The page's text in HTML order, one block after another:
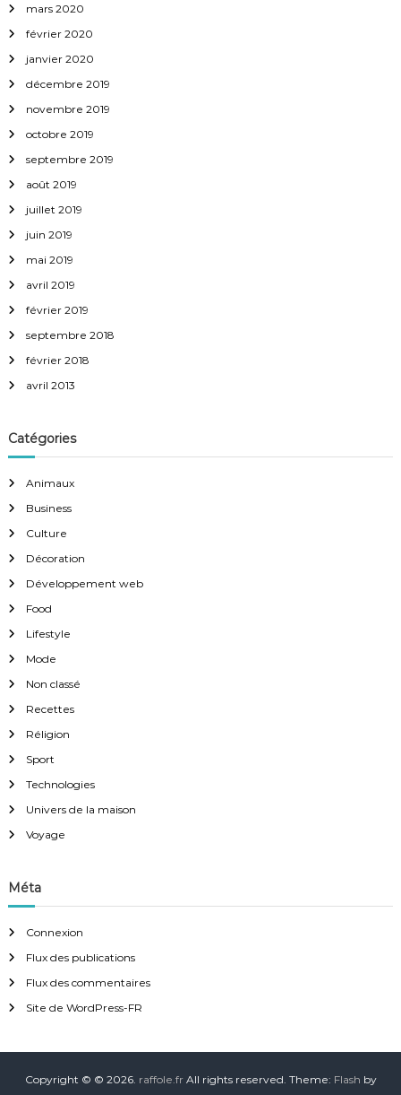
mars 2020
février 2020
janvier 2020
décembre 2019
novembre 2019
octobre 2019
septembre 2019
août 2019
juillet 2019
juin 2019
mai 2019
avril 2019
février 2019
septembre 2018
février 2018
avril 2013
Catégories
Animaux
Business
Culture
Décoration
Développement web
Food
Lifestyle
Mode
Non classé
Recettes
Réligion
Sport
Technologies
Univers de la maison
Voyage
Méta
Connexion
Flux des publications
Flux des commentaires
Site de WordPress-FR
Copyright © © 2026. raffole.frAll rights reserved. Theme: Flash by